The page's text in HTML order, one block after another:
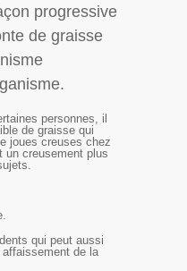
progressive
de graisse
personnes, il
de graisse qui
joues creuses chez
un creusement plus
qui peut aussi
affaissement de la